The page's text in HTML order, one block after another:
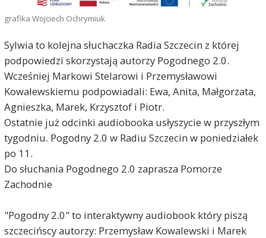
grafika Wojciech Ochrymiuk
Sylwia to kolejna słuchaczka Radia Szczecin z której
podpowiedzi skorzystają autorzy Pogodnego 2.0.
Wcześniej Markowi Stelarowi i Przemysławowi
Kowalewskiemu podpowiadali: Ewa, Anita, Małgorzata,
Agnieszka, Marek, Krzysztof i Piotr.
Ostatnie już odcinki audiobooka usłyszycie w przyszłym
tygodniu. Pogodny 2.0 w Radiu Szczecin w poniedziałek
po 11.
Do słuchania Pogodnego 2.0 zaprasza Pomorze
Zachodnie
"Pogodny 2.0" to interaktywny audiobook który piszą
szczecińscy autorzy: Przemysław Kowalewski i Marek